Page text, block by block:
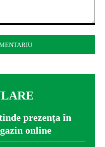
prezența în
online